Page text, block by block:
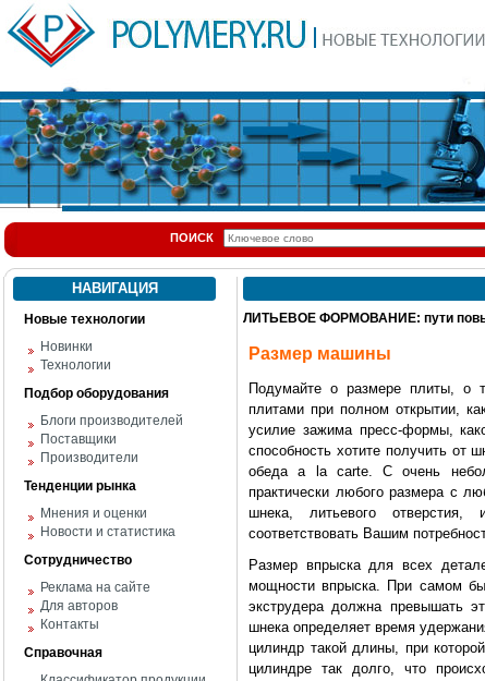
ПОИСК
НАВИГАЦИЯ
Новые технологии
Новинки
Технологии
Подбор оборудования
Блоги производителей
Поставщики
Производители
Тенденции рынка
Мнения и оценки
Новости и статистика
Сотрудничество
Реклама на сайте
Для авторов
Контакты
Справочная
ЛИТЬЕВОЕ ФОРМОВАНИЕ: пути
Размер машины
Подумайте о размере плиты, о
плитами при полном открытии,
усилие зажима пресс-формы,
способность хотите получить от
обеда а la carte. С очень
практически любого размера с
шнека, литьевого отверстия,
соответствовать Вашим
Размер впрыска для всех
мощности впрыска. При самом
экструдера должна превышать
шнека определяет время
цилиндр такой длины, при
цилиндре так долго, что